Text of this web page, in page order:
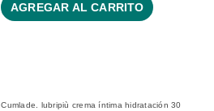
AGREGAR AL CARRITO
Cumlade. lubripiù crema íntima hidratación 30